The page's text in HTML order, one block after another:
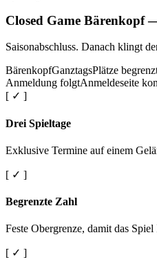
Closed Game Bärenkopf
Saisonabschluss. Danach klingt
BärenkopfGanztagsPlätze
Anmeldung folgtAnmeldeseite
[ ✓ ]
Drei Spieltage
Exklusive Termine auf einem
[ ✓ ]
Begrenzte Zahl
Feste Obergrenze, damit das
[ ✓ ]